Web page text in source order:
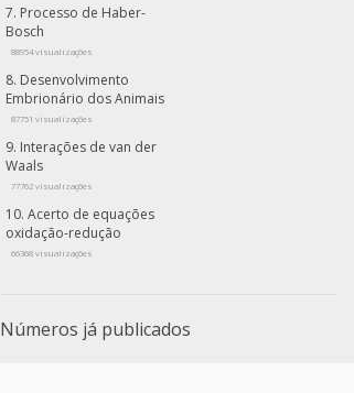
Processo de Haber-
Bosch
88954 visualizações
Desenvolvimento
Embrionário dos Animais
87751 visualizações
Interações de van der
Waals
77762 visualizações
Acerto de equações
oxidação-redução
66368 visualizações
Números já publicados